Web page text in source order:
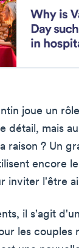
joue un
détail, mais
raison ? Un
encore
inviter l'être
il s'agit
les couples